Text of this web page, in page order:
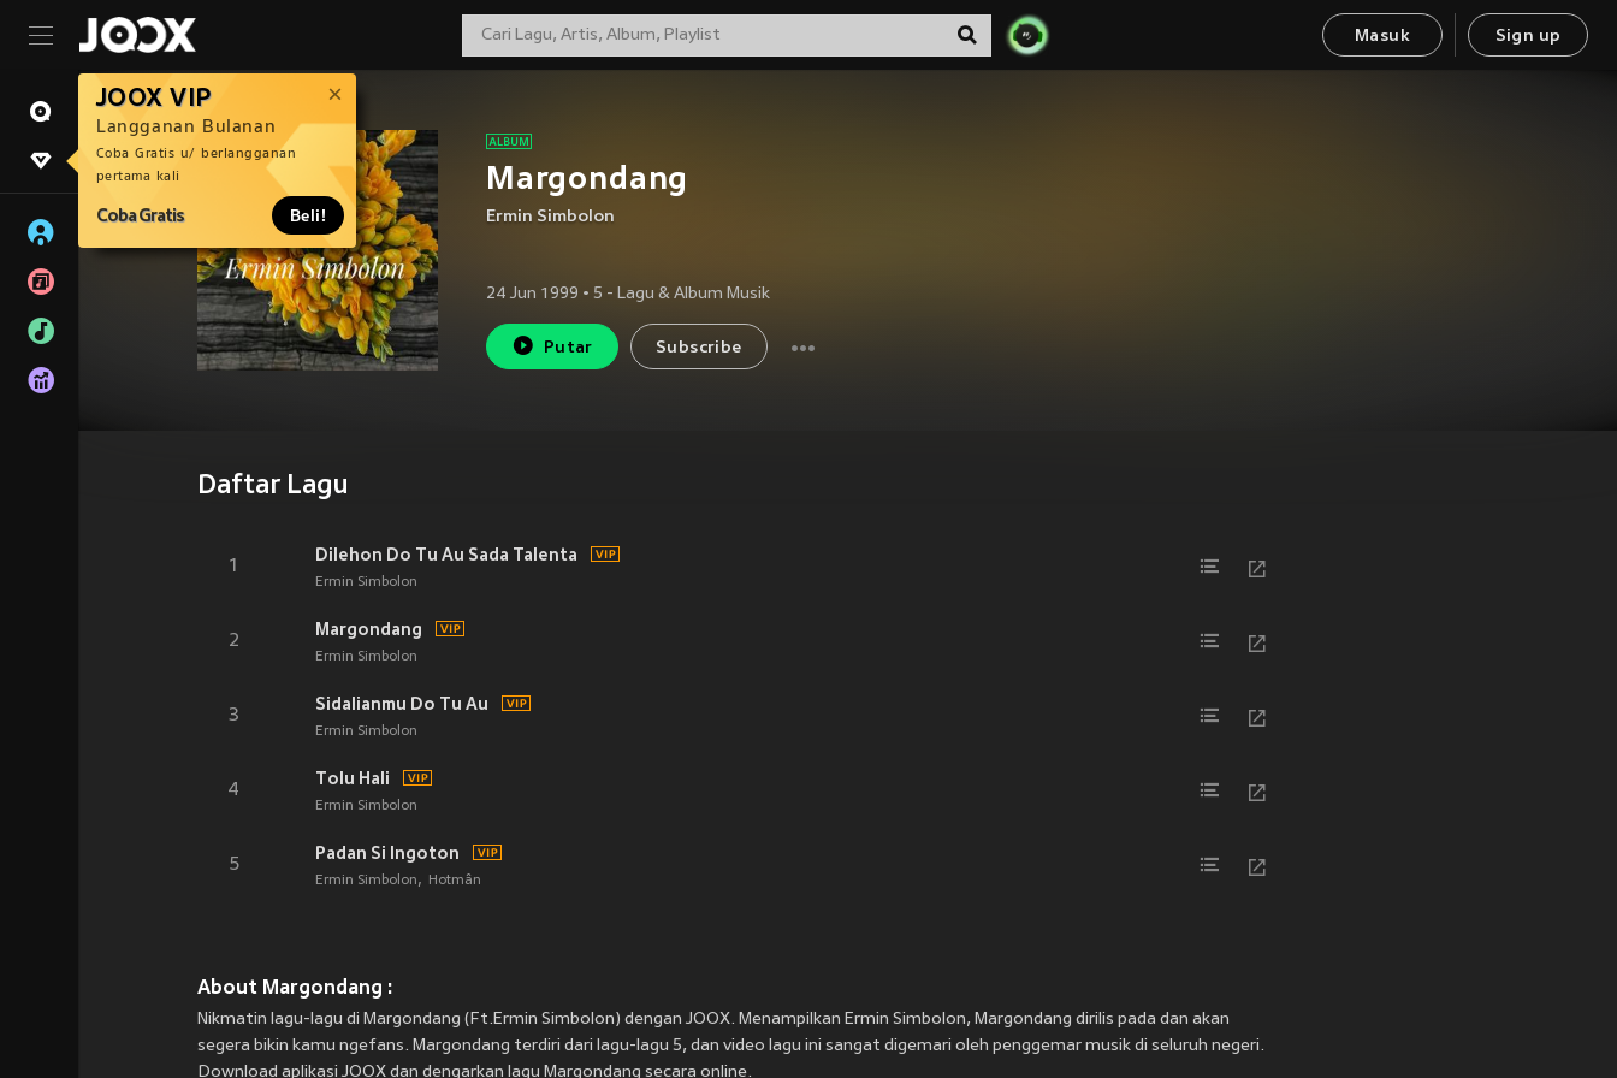
Masuk Sign up
JOOX VIP
Langganan Bulanan
Coba Gratis u/ berlangganan
pertama kali
Coba Gratis Beli!
Margondang
Ermin Simbolon
24 Jun 1999 • 5 - Lagu & Album Musik
Putar Subscribe
Daftar Lagu
1
Dilehon Do Tu Au Sada Talenta
Ermin Simbolon
2
Margondang
Ermin Simbolon
3
Sidalianmu Do Tu Au
Ermin Simbolon
4
Tolu Hali
Ermin Simbolon
5
Padan Si Ingoton
Ermin Simbolon Hotmân
About Margondang :
Nikmatin lagu-lagu di Margondang (Ft.Ermin Simbolon) dengan JOOX. Menampilkan Ermin Simbolon, Margondang dirilis pada dan akan
segera bikin kamu ngefans. Margondang terdiri dari lagu-lagu 5, dan video lagu ini sangat digemari oleh penggemar musik di seluruh negeri.
Download aplikasi JOOX dan dengarkan lagu Margondang secara online.